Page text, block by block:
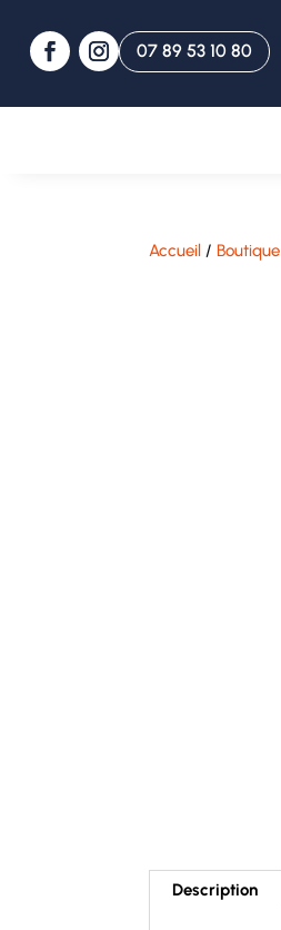
07 89 53 10 80
Accueil / Boutique
Description